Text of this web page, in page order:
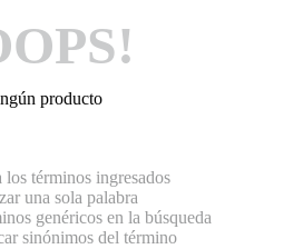
producto
los términos ingresados
una sola palabra
genéricos en la búsqueda
sinónimos del término